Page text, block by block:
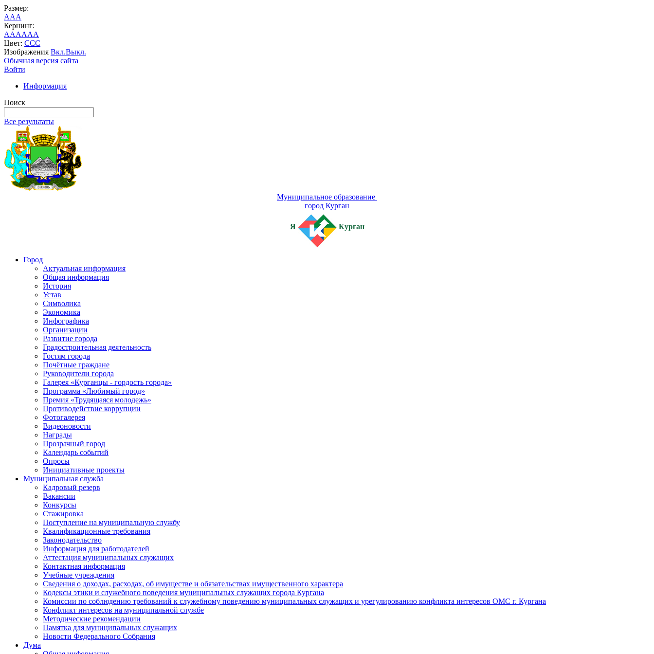
Размер:
AAA
Кернинг:
AAAAAA
Цвет: CCC
Изображения Вкл.Выкл.
Обычная версия сайта
Войти
Информация
Поиск
Все результаты
Муниципальное образование
город Курган
Я Курган
Город
Актуальная информация
Общая информация
История
Устав
Символика
Экономика
Инфографика
Организации
Развитие города
Градостроительная деятельность
Гостям города
Почётные граждане
Руководители города
Галерея «Курганцы - гордость города»
Программа «Любимый город»
Премия «Трудящаяся молодежь»
Противодействие коррупции
Фотогалерея
Видеоновости
Награды
Прозрачный город
Календарь событий
Опросы
Инициативные проекты
Муниципальная служба
Кадровый резерв
Вакансии
Конкурсы
Стажировка
Поступление на муниципальную службу
Квалификационные требования
Законодательство
Информация для работодателей
Аттестация муниципальных служащих
Контактная информация
Учебные учреждения
Сведения о доходах, расходах, об имуществе и обязательствах имущественного характера
Кодексы этики и служебного поведения муниципальных служащих города Кургана
Комиссии по соблюдению требований к служебному поведению муниципальных служащих и урегулированию конфликта интересов ОМС г. Кургана
Конфликт интересов на муниципальной службе
Методические рекомендации
Памятка для муниципальных служащих
Новости Федерального Cобрания
Дума